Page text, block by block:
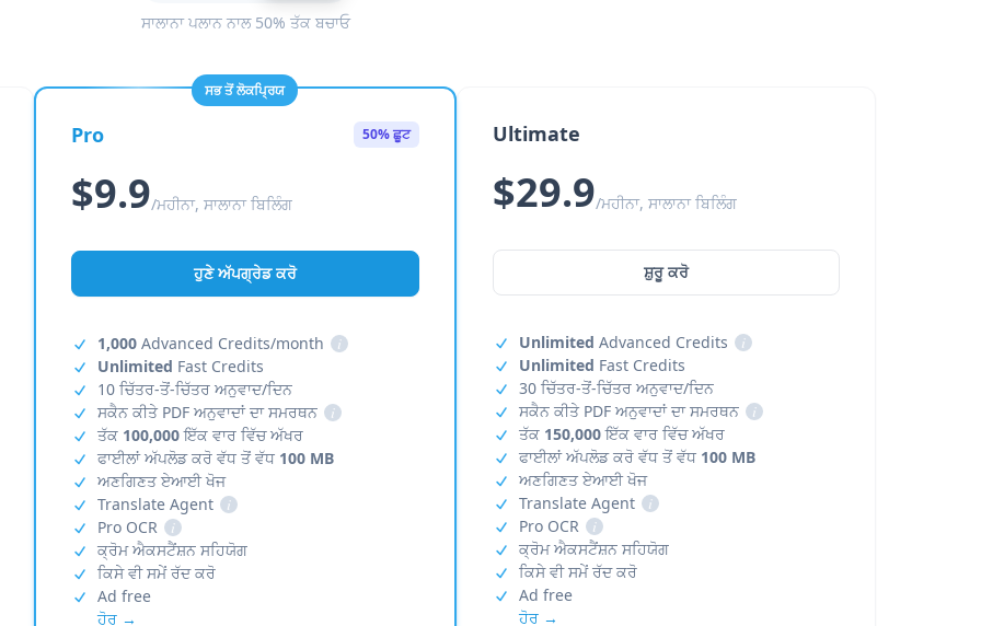
ਸਾਲਾਨਾ ਪਲਾਨ ਨਾਲ 50% ਤੱਕ ਬਚਾਓ
ਸਭ ਤੋਂ ਲੋਕਪ੍ਰਿਯ
Pro 50% ਛੂਟ
$9.9/ਮਹੀਨਾ, ਸਾਲਾਨਾ ਬਿਲਿੰਗ
ਹੁਣੇ ਅੱਪਗ੍ਰੇਡ ਕਰੋ
1,000 Advanced Credits/month
i
Unlimited Fast Credits
10 ਚਿੱਤਰ-ਤੋਂ-ਚਿੱਤਰ ਅਨੁਵਾਦ/ਦਿਨ
ਸਕੈਨ ਕੀਤੇ PDF ਅਨੁਵਾਦਾਂ ਦਾ ਸਮਰਥਨ
i
ਤੱਕ 100,000ਇੱਕ ਵਾਰ ਵਿੱਚ ਅੱਖਰ
ਫਾਈਲਾਂ ਅੱਪਲੋਡ ਕਰੋ ਵੱਧ ਤੋਂ ਵੱਧ 100 MB
ਅਣਗਿਣਤ ਏਆਈ ਖੋਜ
Translate Agent
i
Pro OCR
i
ਕ੍ਰੋਮ ਐਕਸਟੈਂਸ਼ਨ ਸਹਿਯੋਗ
ਕਿਸੇ ਵੀ ਸਮੇਂ ਰੱਦ ਕਰੋ
Ad free
ਹੋਰ →
Ultimate
$29.9/ਮਹੀਨਾ, ਸਾਲਾਨਾ ਬਿਲਿੰਗ
ਸ਼ੁਰੂ ਕਰੋ
Unlimited Advanced Credits
i
Unlimited Fast Credits
30 ਚਿੱਤਰ-ਤੋਂ-ਚਿੱਤਰ ਅਨੁਵਾਦ/ਦਿਨ
ਸਕੈਨ ਕੀਤੇ PDF ਅਨੁਵਾਦਾਂ ਦਾ ਸਮਰਥਨ
i
ਤੱਕ 150,000ਇੱਕ ਵਾਰ ਵਿੱਚ ਅੱਖਰ
ਫਾਈਲਾਂ ਅੱਪਲੋਡ ਕਰੋ ਵੱਧ ਤੋਂ ਵੱਧ 100 MB
ਅਣਗਿਣਤ ਏਆਈ ਖੋਜ
Translate Agent
i
Pro OCR
i
ਕ੍ਰੋਮ ਐਕਸਟੈਂਸ਼ਨ ਸਹਿਯੋਗ
ਕਿਸੇ ਵੀ ਸਮੇਂ ਰੱਦ ਕਰੋ
Ad free
ਹੋਰ →